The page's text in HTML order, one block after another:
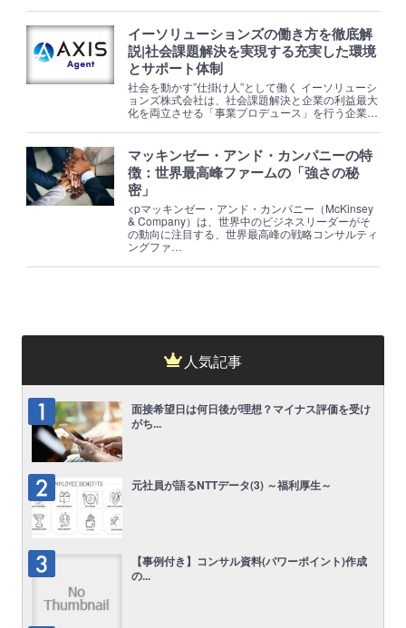
イーソリューションズの働き方を徹底解
説|社会課題解決を実現する充実した環境
とサポート体制
社会を動かす”仕掛け人”として働く イーソリューシ
ョンズ株式会社は、社会課題解決と企業の利益最大
化を両立させる「事業プロデュース」を行う企業…
マッキンゼー・アンド・カンパニーの特
徴：世界最高峰ファームの「強さの秘
密」
<pマッキンゼー・アンド・カンパニー（McKinsey
& Company）は、世界中のビジネスリーダーがそ
の動向に注目する、世界最高峰の戦略コンサルティ
ングファ…
人気記事
面接希望日は何日後が理想？マイナス評価を受け
がち...
元社員が語るNTTデータ(3) ～福利厚生～
【事例付き】コンサル資料(パワーポイント)作成
の...